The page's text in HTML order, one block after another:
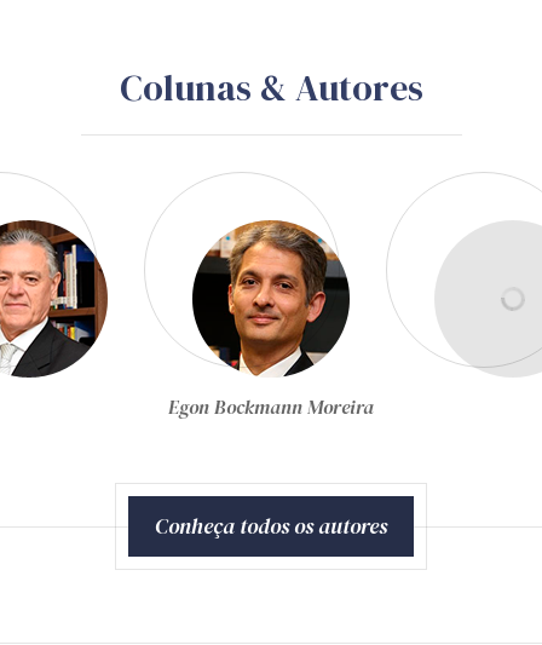
Colunas & Autores
Equipe Técnica da Zênite
Conheça todos os autores